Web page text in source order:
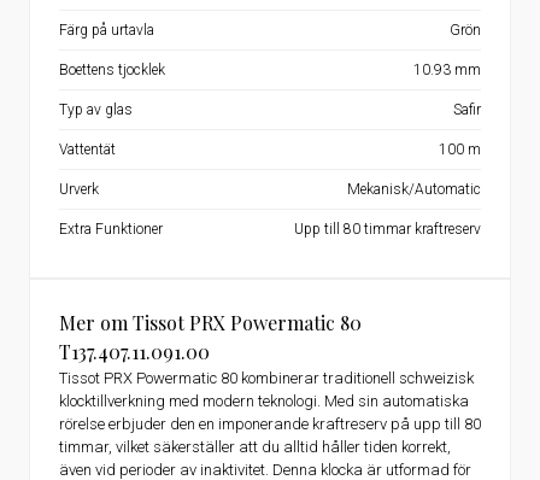
Mer om Tissot PRX Powermatic 80
T137.407.11.091.00
Tissot PRX Powermatic 80 kombinerar traditionell schweizisk
klocktillverkning med modern teknologi. Med sin automatiska
rörelse erbjuder den en imponerande kraftreserv på upp till 80
timmar, vilket säkerställer att du alltid håller tiden korrekt,
även vid perioder av inaktivitet. Denna klocka är utformad för
Färg på urtavla Grön
Boettens tjocklek 10.93 mm
Typ av glas Safir
Vattentät 100 m
Urverk Mekanisk/Automatic
Extra Funktioner Upp till 80 timmar kraftreserv